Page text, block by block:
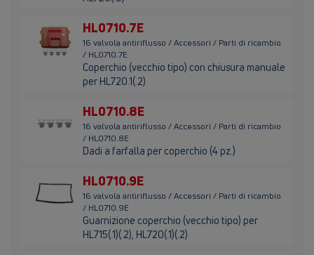
HL0710.7E
16 valvola antiriflusso / Accessori / Parti di ricambio
/ HL0710.7E
Coperchio (vecchio tipo) con chiusura manuale
per HL720.1(.2)
HL0710.8E
16 valvola antiriflusso / Accessori / Parti di ricambio
/ HL0710.8E
Dadi a farfalla per coperchio (4 pz.)
HL0710.9E
16 valvola antiriflusso / Accessori / Parti di ricambio
/ HL0710.9E
Guarnizione coperchio (vecchio tipo) per
HL715(.1)(.2), HL720(.1)(.2)